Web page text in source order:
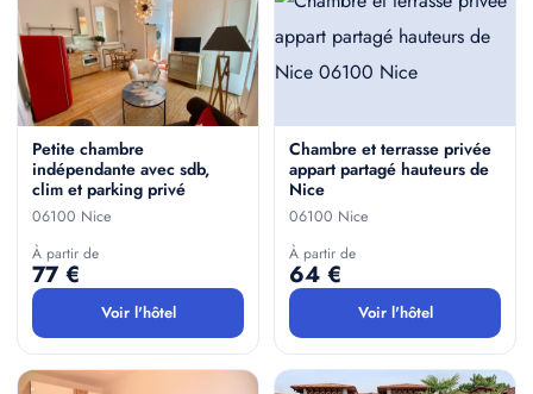
Petite chambre
indépendante avec sdb,
clim et parking privé
06100 Nice
À partir de
77 €
Voir l'hôtel
Chambre et terrasse privée
appart partagé hauteurs de
Nice
06100 Nice
À partir de
64 €
Voir l'hôtel